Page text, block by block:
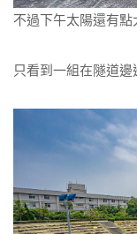
不過下午太陽還有點
只看到一組在隧道邊